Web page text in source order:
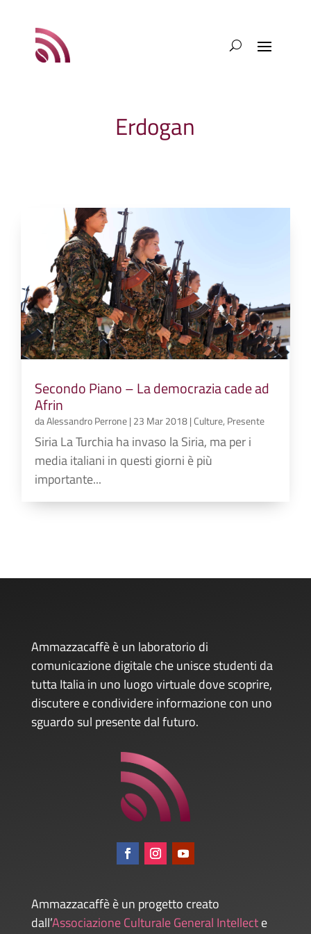
Erdogan
Secondo Piano – La democrazia cade ad
Afrin
daAlessandro Perrone| 23 Mar 2018|Culture, Presente
Siria La Turchia ha invaso la Siria, ma per i
media italiani in questi giorni è più
importante...
Ammazzacaffè è un laboratorio di
comunicazione digitale che unisce studenti da
tutta Italia in uno luogo virtuale dove scoprire,
discutere e condividere informazione con uno
sguardo sul presente dal futuro.
Ammazzacaffè è un progetto creato
dall’Associazione Culturale General Intellecte